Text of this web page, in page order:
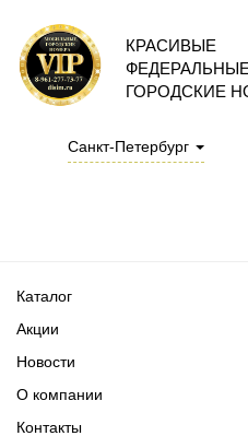
КРАСИВЫЕ
ГОРОДСКИЕ
Санкт-Петербург
Каталог
Акции
Новости
О компании
Контакты